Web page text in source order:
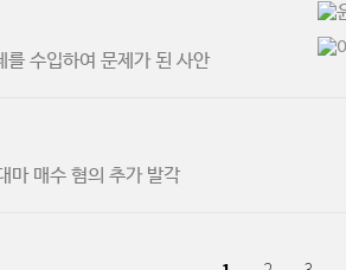
를 수입하여 문제가 된 사안
마 매수 혐의 추가 발각